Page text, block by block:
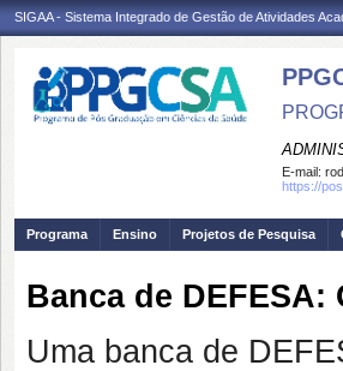
SIGAA - Sistema Integrado de Gestão de Atividades
E-mail:
https://
Programa Ensino Projetos de Pesquisa
Banca de DEFESA:
Uma banca de